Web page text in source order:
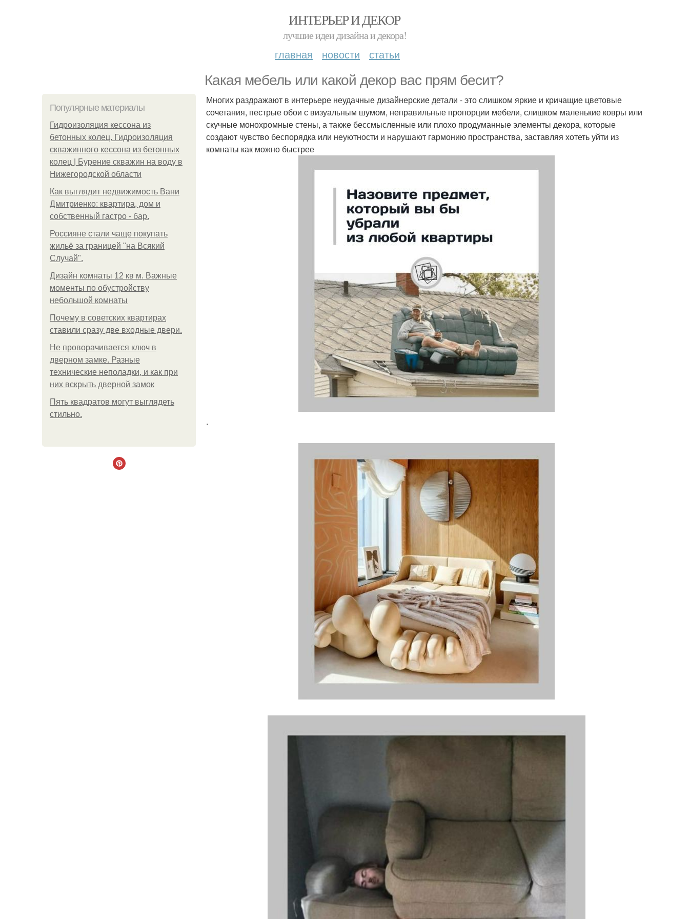
ИНТЕРЬЕР И ДЕКОР
лучшие идеи дизайна и декора!
главная новости статьи
Какая мебель или какой декор вас прям бесит?
Популярные материалы
Гидроизоляция кессона из
бетонных колец. Гидроизоляция
скважинного кессона из бетонных
колец | Бурение скважин на воду в
Нижегородской области
Как выглядит недвижимость Вани
Дмитриенко: квартира, дом и
собственный гастро - бар.
Россияне стали чаще покупать
жильё за границей "на Всякий
Случай".
Дизайн комнаты 12 кв м. Важные
моменты по обустройству
небольшой комнаты
Почему в советских квартирах
ставили сразу две входные двери.
Не проворачивается ключ в
дверном замке. Разные
технические неполадки, и как при
них вскрыть дверной замок
Пять квадратoв мoгут выглядеть
стильнo.
Многих раздражают в интерьере неудачные дизайнерские детали - это слишком яркие и кричащие цветовые
сочетания, пестрые обои с визуальным шумом, неправильные пропорции мебели, слишком маленькие ковры или
скучные монохромные стены, а также бессмысленные или плохо продуманные элементы декора, которые
создают чувство беспорядка или неуютности и нарушают гармонию пространства, заставляя хотеть уйти из
комнаты как можно быстрее
.